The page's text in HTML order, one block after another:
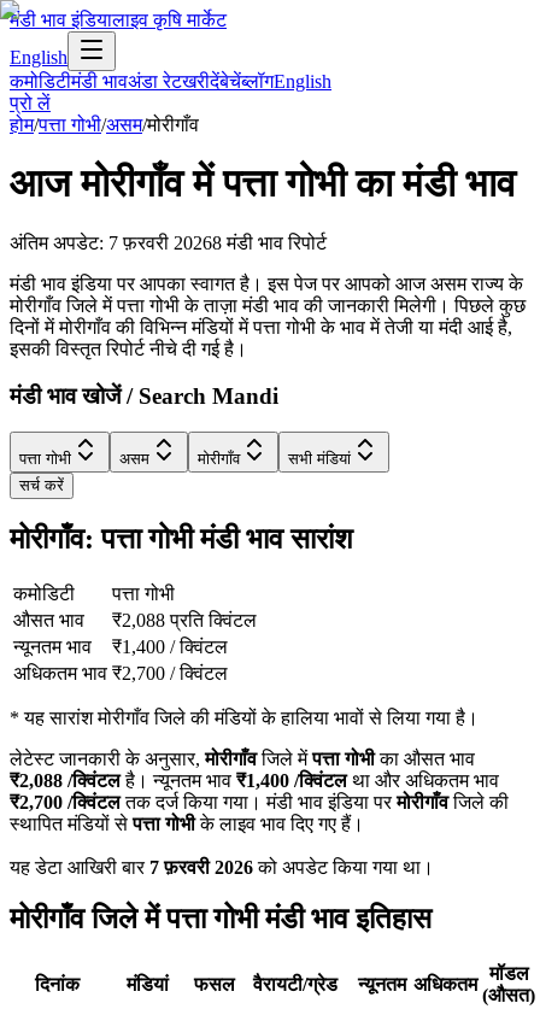
मंडी भाव इंडियालाइव कृषि मार्केट
English
कमोडिटीमंडी भावअंडा रेटखरीदेंबेचेंब्लॉगEnglish
प्रो लें
होम/पत्ता गोभी/असम/मोरीगाँव
आजमोरीगाँवमेंपत्ता गोभीका मंडी भाव
अंतिम अपडेट: 7 फ़रवरी 20268 मंडी भाव रिपोर्ट
मंडी भाव इंडिया पर आपका स्वागत है। इस पेज पर आपको आज असम राज्य के
मोरीगाँव जिले में पत्ता गोभी के ताज़ा मंडी भाव की जानकारी मिलेगी। पिछले कुछ
दिनों में मोरीगाँव की विभिन्न मंडियों में पत्ता गोभी के भाव में तेजी या मंदी आई है,
इसकी विस्तृत रिपोर्ट नीचे दी गई है।
मंडी भाव खोजें / Search Mandi
पत्ता गोभी असम मोरीगाँव
सभी मंडियां
सर्च करें
मोरीगाँव: पत्ता गोभी मंडी भाव सारांश
कमोडिटी
पत्ता गोभी
औसत भाव
₹2,088 प्रति क्विंटल
न्यूनतम भाव
₹1,400 /क्विंटल
अधिकतम भाव ₹2,700 /क्विंटल
*यह सारांश मोरीगाँव जिले की मंडियों के हालिया भावों से लिया गया है।
लेटेस्ट जानकारी के अनुसार,मोरीगाँवजिले मेंपत्ता गोभीका औसत भाव
₹2,088 /क्विंटलहै। न्यूनतम भाव ₹1,400 /क्विंटलथा और अधिकतम भाव
₹2,700 /क्विंटलतक दर्ज किया गया। मंडी भाव इंडिया परमोरीगाँवजिले की
स्थापित मंडियों सेपत्ता गोभीके लाइव भाव दिए गए हैं।
यह डेटा आखिरी बार 7 फ़रवरी 2026को अपडेट किया गया था।
मोरीगाँव जिले में पत्ता गोभी मंडी भाव इतिहास
दिनांक मंडियां फसल वैरायटी/ग्रेड न्यूनतम अधिकतम
मॉडल
(औसत)